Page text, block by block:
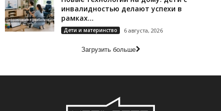
инвалидностью делают успехи в
рамках...
Дети и материнство 6 августа, 2026
Загрузить больше